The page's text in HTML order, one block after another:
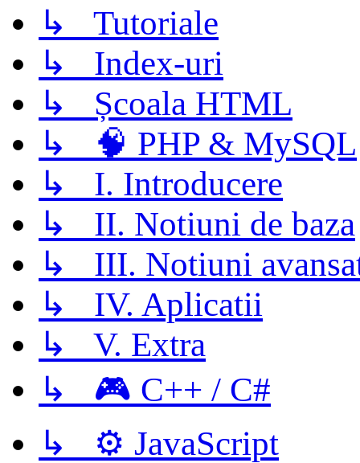
↳ Tutoriale
↳ Index-uri
↳ Școala HTML
↳ 🧠 PHP & MySQL
↳ I. Introducere
↳ II. Notiuni de baza
↳ III. Notiuni
↳ IV. Aplicatii
↳ V. Extra
↳ 🎮 C++ / C#
↳ ⚙️ JavaScript